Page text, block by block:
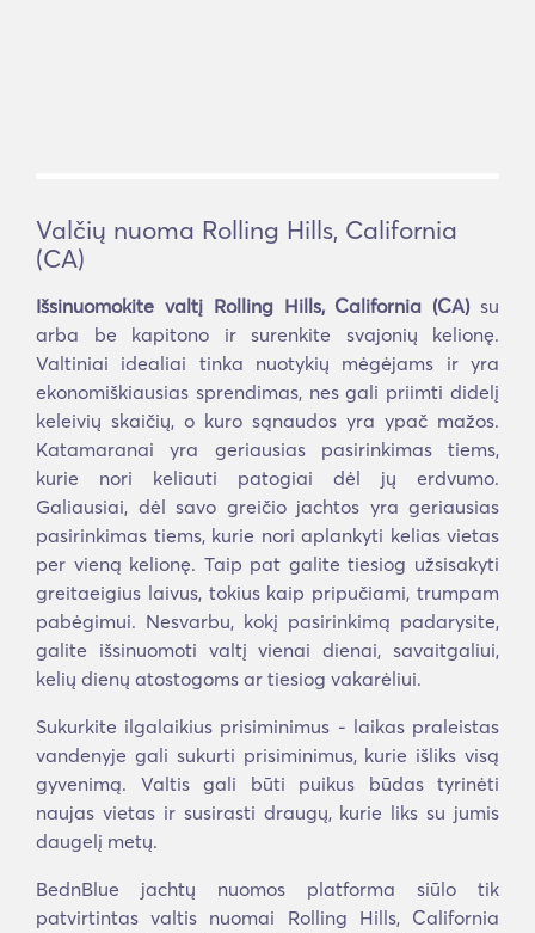
Valčių nuoma Rolling Hills, California
(CA)
Išsinuomokite valtį Rolling Hills, California (CA)su
arba be kapitono ir surenkite svajonių kelionę.
Valtiniai idealiai tinka nuotykių mėgėjams ir yra
ekonomiškiausias sprendimas, nes gali priimti didelį
keleivių skaičių, o kuro sąnaudos yra ypač mažos.
Katamaranai yra geriausias pasirinkimas tiems,
kurie nori keliauti patogiai dėl jų erdvumo.
Galiausiai, dėl savo greičio jachtos yra geriausias
pasirinkimas tiems, kurie nori aplankyti kelias vietas
per vieną kelionę. Taip pat galite tiesiog užsisakyti
greitaeigius laivus, tokius kaip pripučiami, trumpam
pabėgimui. Nesvarbu, kokį pasirinkimą padarysite,
galite išsinuomoti valtį vienai dienai, savaitgaliui,
kelių dienų atostogoms ar tiesiog vakarėliui.
Sukurkite ilgalaikius prisiminimus - laikas praleistas
vandenyje gali sukurti prisiminimus, kurie išliks visą
gyvenimą. Valtis gali būti puikus būdas tyrinėti
naujas vietas ir susirasti draugų, kurie liks su jumis
daugelį metų.
BednBlue jachtų nuomos platforma siūlo tik
patvirtintas valtis nuomai Rolling Hills, California